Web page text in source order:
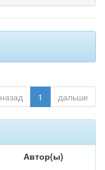
назад 1 дальше
Автор(ы)